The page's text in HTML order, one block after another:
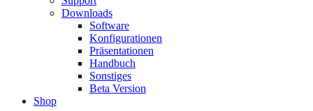
Downloads
Software
Konfigurationen
Präsentationen
Handbuch
Sonstiges
Beta Version
Shop